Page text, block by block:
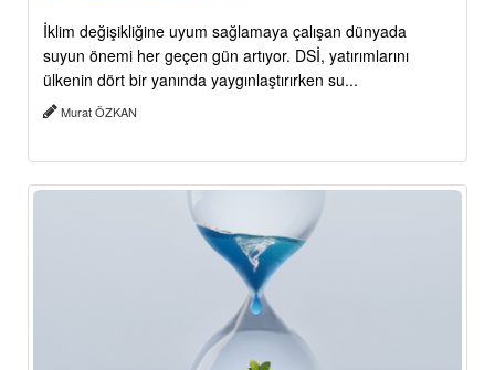
İklim değişikliğine uyum sağlamaya çalışan dünyada
suyun önemi her geçen gün artıyor. DSİ, yatırımlarını
ülkenin dört bir yanında yaygınlaştırırken su...
Murat ÖZKAN